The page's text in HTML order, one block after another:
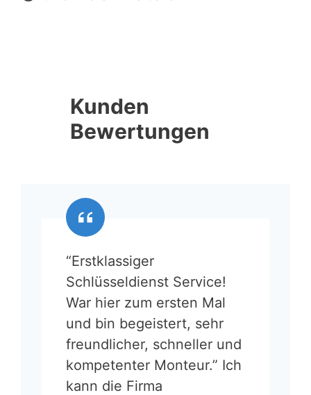
Kunden
Bewertungen
“Erstklassiger
Schlüsseldienst Service!
War hier zum ersten Mal
und bin begeistert, sehr
freundlicher, schneller und
kompetenter Monteur.” Ich
kann die Firma